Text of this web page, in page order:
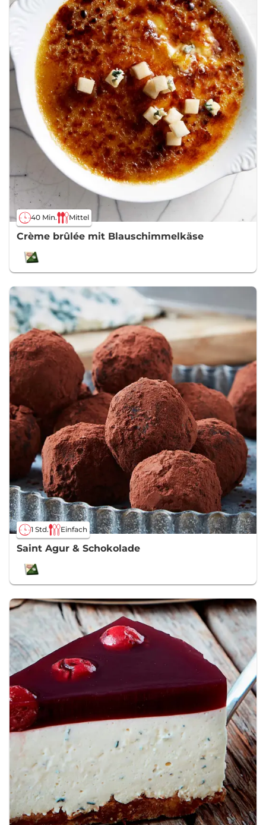
40 Min. Mittel
Crème brûlée mit Blauschimmelkäse
1 Std. Einfach
Saint Agur & Schokolade